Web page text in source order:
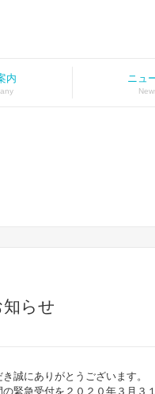
内 ニュ
らせ
誠にありがとうございます。
緊急受付を２０２０年３月３